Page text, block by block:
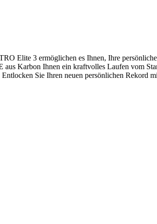
Elite 3 ermöglichen es Ihnen, Ihre
aus Karbon Ihnen ein kraftvolles Laufen vom
Sie Ihren neuen persönlichen Rekord